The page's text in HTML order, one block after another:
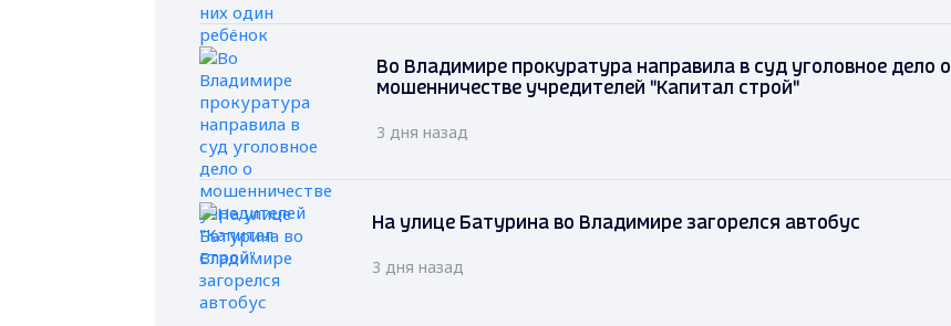
Во Владимире прокуратура направила в суд уголовное дело о
мошенничестве учредителей "Капитал строй"
3 дня назад
На улице Батурина во Владимире загорелся автобус
3 дня назад